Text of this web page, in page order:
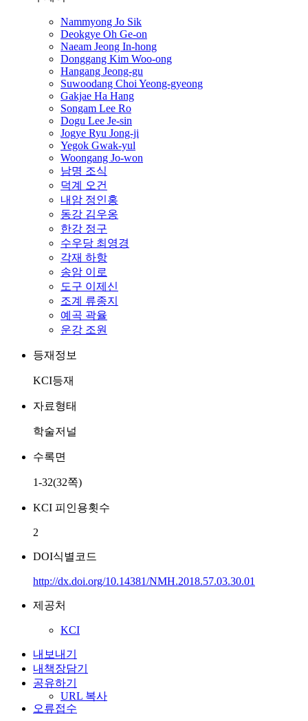
Nammyong Jo Sik
Deokgye Oh Ge-on
Naeam Jeong In-hong
Donggang Kim Woo-ong
Hangang Jeong-gu
Suwoodang Choi Yeong-gyeong
Gakjae Ha Hang
Songam Lee Ro
Dogu Lee Je-sin
Jogye Ryu Jong-ji
Yegok Gwak-yul
Woongang Jo-won
남명 조식
덕계 오건
내암 정인홍
동강 김우옹
한강 정구
수우당 최영경
각재 하항
송암 이로
도구 이제신
조계 류종지
예곡 곽율
운강 조원
등재정보
KCI등재
자료형태
학술저널
수록면
1-32(32쪽)
KCI 피인용횟수
2
DOI식별코드
http://dx.doi.org/10.14381/NMH.2018.57.03.30.01
제공처
KCI
내보내기
내책장담기
공유하기
URL 복사
오류접수